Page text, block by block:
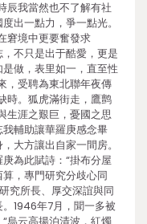
辰我當然也不了解有社
出一點力，爭一點光。
窘境中更要奮發求
不只是出于酷愛，更是
做，表里如一，直至性
，受聘為東北聯年夜傳
時。狐虎滿街走，鷹鹯
生涯之艱巨，憂國之思
輔助讓華羅庚感念畢
大方讓出自家一間房。
為此賦詩：“掛布分屋
，專門研究分歧心同
究所長、厚交深誼與同
1946年7月，聞一多被